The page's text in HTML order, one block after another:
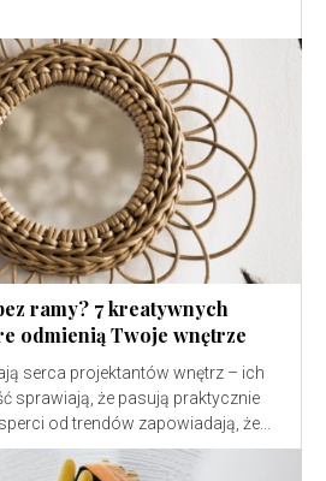
ramy? 7 kreatywnych
odmienią Twoje wnętrze
serca projektantów wnętrz – ich
sprawiają, że pasują praktycznie
od trendów zapowiadają, że...